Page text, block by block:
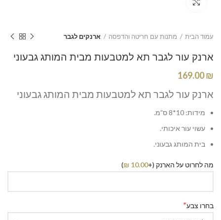
עמוד הבית מתנות עם חריטה והדפסה ארנקים לגבר
ארנק עור לגבר תא למטבעות מבית המותג גבעוני
169.00₪
ארנק עור לגבר תא למטבעות מבית המותג גבעוני
מידות: 10*8 ס”מ.
עשוי עור איכותי.
בית המותג גבעוני.
מה לחרוט על הארנק (+10.00
₪
)
בחרו צבע*